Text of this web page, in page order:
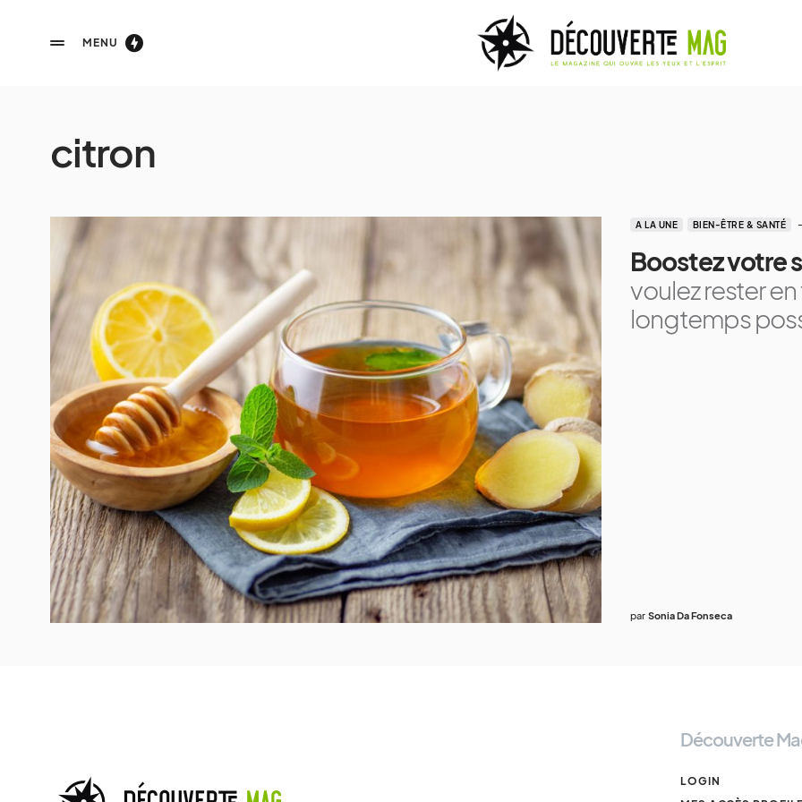
MENU
citron
A LA UNE BIEN-ÊTRE & SANTÉ
Boostez votre
voulez rester
longtemps
par Sonia Da Fonseca
Découverte
LOGIN